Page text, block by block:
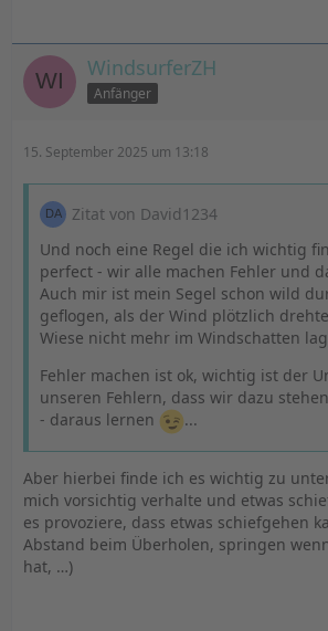
WindsurferZH
Anfänger
15. September 2025 um 13:18
Zitat von David1234
Und noch eine Regel die ich wichtig
perfect - wir alle machen Fehler und
Auch mir ist mein Segel schon wild
geflogen, als der Wind plötzlich
Wiese nicht mehr im Windschatten
Fehler machen ist ok, wichtig ist der
unseren Fehlern, dass wir dazu
- daraus lernen
...
Aber hierbei finde ich es wichtig zu
mich vorsichtig verhalte und etwas
es provoziere, dass etwas schiefgehen
Abstand beim Überholen, springen
hat, …)